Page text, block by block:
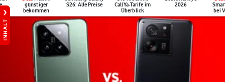
günstiger
bekommen
S26: Alle Preise
CallYa-Tarife im
Überblick
2026
bei
INHALT